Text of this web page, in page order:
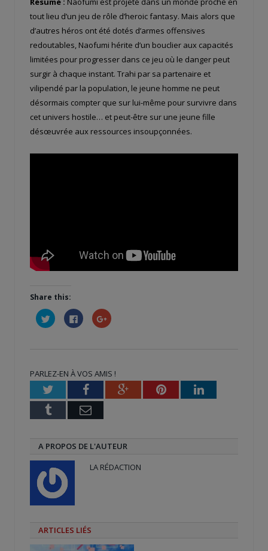
tout lieu d’un jeu de rôle d’heroic fantasy. Mais alors que
d’autres héros ont été dotés d’armes offensives
redoutables, Naofumi hérite d’un bouclier aux capacités
limitées pour progresser dans ce jeu où le danger peut
surgir à chaque instant. Trahi par sa partenaire et
vilipendé par la population, le jeune homme ne peut
désormais compter que sur lui-même pour survivre dans
cet univers hostile… et peut-être sur une jeune fille
désœuvrée aux ressources insoupçonnées.
Share this:
Cliquez
pour
partager
fenêtre)
Cliquez
pour
partager
fenêtre)
Cliquez
pour
nouvelle
fenêtre)
PARLEZ-EN À VOS AMIS !
TwitterFacebookGoogle+PinterestLinkedIn
Tumblr Email
A PROPOS DE L'AUTEUR
LA RÉDACTION
ARTICLES LIÉS